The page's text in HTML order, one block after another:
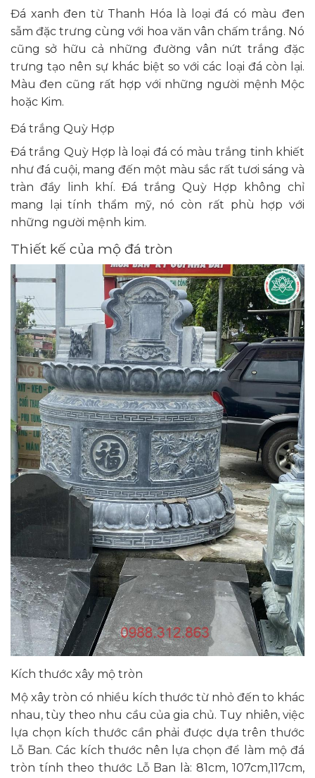
Đá xanh đen từ Thanh Hóa là loại đá có màu đen
sẫm đặc trưng cùng với hoa văn vân chấm trắng. Nó
cũng sở hữu cả những đường vân nứt trắng đặc
trưng tạo nên sự khác biệt so với các loại đá còn lại.
Màu đen cũng rất hợp với những người mệnh Mộc
hoặc Kim.
Đá trắng Quỳ Hợp
Đá trắng Quỳ Hợp là loại đá có màu trắng tinh khiết
như đá cuội, mang đến một màu sắc rất tươi sáng và
tràn đầy linh khí. Đá trắng Quỳ Hợp không chỉ
mang lại tính thẩm mỹ, nó còn rất phù hợp với
những người mệnh kim.
Thiết kế của mộ đá tròn
Kích thước xây mộ tròn
Mộ xây tròn có nhiều kích thước từ nhỏ đến to khác
nhau, tùy theo nhu cầu của gia chủ. Tuy nhiên, việc
lựa chọn kích thước cần phải được dựa trên thước
Lỗ Ban. Các kích thước nên lựa chọn để làm mộ đá
tròn tính theo thước Lỗ Ban là: 81cm, 107cm,117cm,